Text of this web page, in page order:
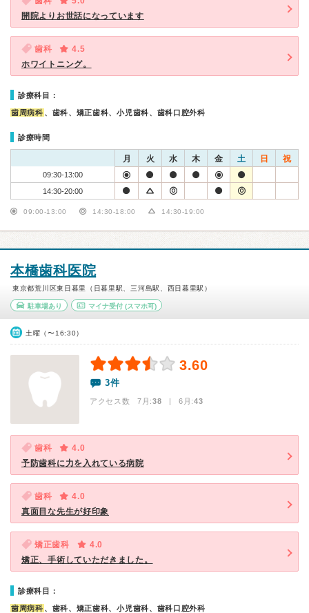
開院よりお世話になっています
歯科
4.5
ホワイトニング。
診療科目：
歯周病科 、歯科、矯正歯科、小児歯科、歯科口腔外科
診療時間
月 火 水 木 金 土 日 祝
09:30-13:00
14:30-20:00
09:00-13:00 14:30-18:00 14:30-19:00
本橋歯科医院
東京都荒川区東日暮里（日暮里駅、三河島駅、西日暮里駅）
駐車場あり マイナ受付(スマホ可)
土曜（〜16:30）
3.60
3件
アクセス数 7月:38 | 6月:43
歯科
4.0
予防歯科に力を入れている病院
歯科
4.0
真面目な先生が好印象
矯正歯科
4.0
矯正、手術していただきました。
診療科目：
歯周病科 、歯科、矯正歯科、小児歯科、歯科口腔外科